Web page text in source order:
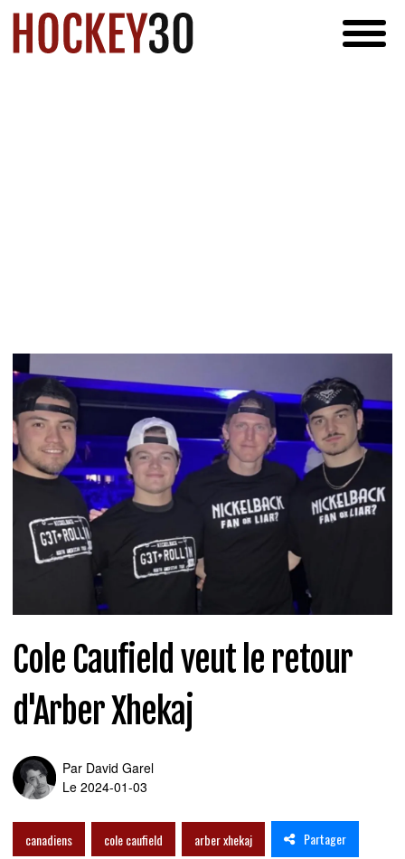
Cole Caufield veut le retour
d'Arber Xhekaj
Par David Garel
Le 2024-01-03
canadiens cole caufield arber xhekaj Partager